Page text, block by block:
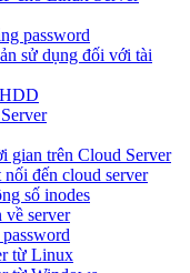
password
sử dụng đối với tài
gian trên Cloud Server
đến cloud server
số inodes
về server
từ Linux